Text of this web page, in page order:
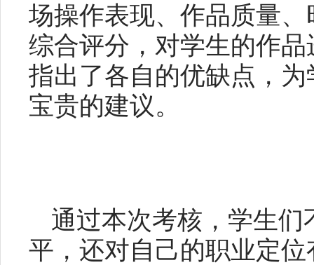
场操作表现、作品质量
综合评分，对学生的作
指出了各自的优缺点，
宝贵的建议。
通过本次考核，学生
平，还对自己的职业定